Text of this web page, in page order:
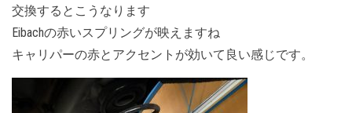
交換するとこうなります
Eibachの赤いスプリングが映えますね
キャリパーの赤とアクセントが効いて良い感じです。